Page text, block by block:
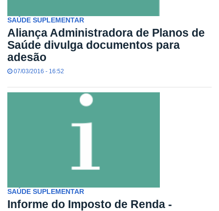
SAÚDE SUPLEMENTAR
Aliança Administradora de Planos de
Saúde divulga documentos para
adesão
07/03/2016 - 16:52
SAÚDE SUPLEMENTAR
Informe do Imposto de Renda -